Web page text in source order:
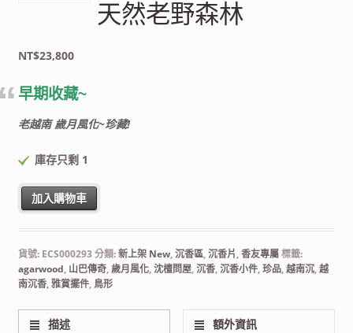
天然老野森林
NT$23,800
早期收藏~
老越南 歲月風化~珍藏!
庫存只剩 1
越南沉香 老古味 天然鳥形 雅賞擺件 珍品 天然老野森林 數量
加入購物車
貨號: ECS000293分類:新上架 New,沉香區,沉香片,香友專屬標籤:
agarwood, 山巴傳奇,歲月風化,沈檀問屋,沉香,沉香小件,珍品,越南沉,越
南沉香,雅賞擺件, 鳥形
描述 額外資訊